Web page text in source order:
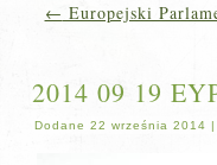
← Europejski
2014 09 19
Dodane 22 września 2014